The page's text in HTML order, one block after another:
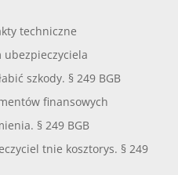
techniczne
ubezpieczyciela
szkody. § 249 BGB
finansowych
§ 249 BGB
tnie kosztorys. § 249